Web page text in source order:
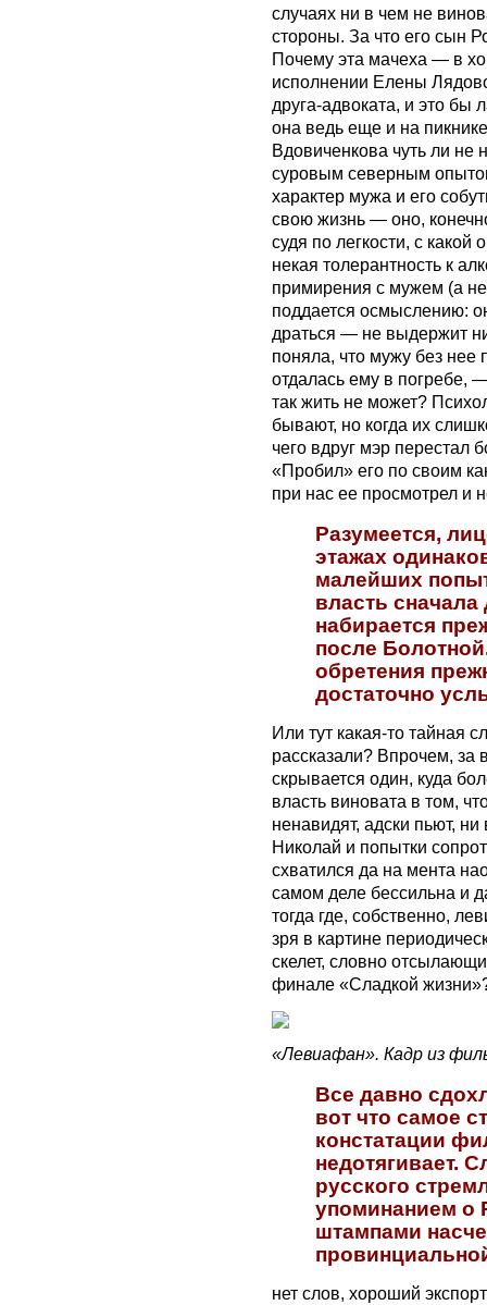
случаях ни в чем не
стороны. За что его сын
Почему эта мачеха — в
исполнении Елены
друга-адвоката, и это бы
она ведь еще и на
Вдовиченкова чуть ли не
суровым северным
характер мужа и его
свою жизнь — оно,
судя по легкости, с какой
некая толерантность к
примирения с мужем (а
поддается осмыслению:
драться — не выдержит
поняла, что мужу без нее
отдалась ему в погребе,
так жить не может?
бывают, но когда их
чего вдруг мэр перестал
«Пробил» его по своим
при нас ее просмотрел и
Разумеется,
этажах
малейших
власть сначала
набирается
после
обретения
достаточно
Или тут какая-то тайная
рассказали? Впрочем,
скрывается один, куда
власть виновата в том,
ненавидят, адски пьют,
Николай и попытки
схватился да на мента
самом деле бессильна и
тогда где, собственно,
зря в картине
скелет, словно
финале «Сладкой
«Левиафан». Кадр из
Все давно
вот что самое
констатации
недотягивает.
русского
упоминанием о
штампами
нет слов, хороший